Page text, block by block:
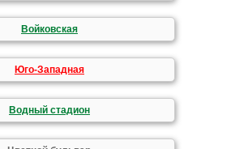
Войковская
Юго-Западная
Водный стадион